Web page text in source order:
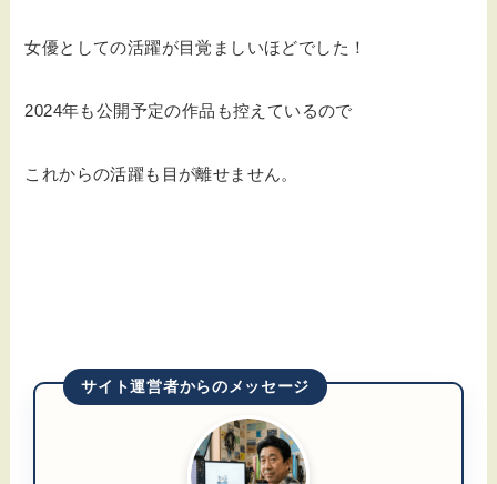
女優としての活躍が目覚ましいほどでした！
2024年も公開予定の作品も控えているので
これからの活躍も目が離せません。
サイト運営者からのメッセージ